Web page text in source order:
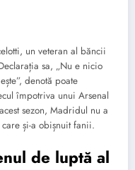
un veteran al băncii
sa, „Nu e nicio
denotă poate
împotriva unui Arsenal
sezon, Madridul nu a
și-a obișnuit fanii.
de luptă al